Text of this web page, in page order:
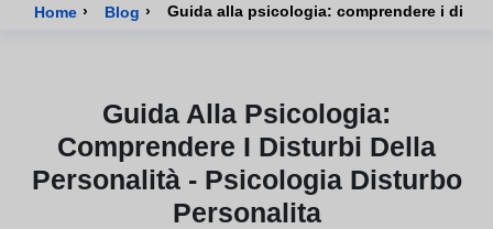
Home › Blog › Guida alla psicologia: comprendere i
Guida Alla Psicologia:
Comprendere I Disturbi Della
Personalità - Psicologia Disturbo
Personalita